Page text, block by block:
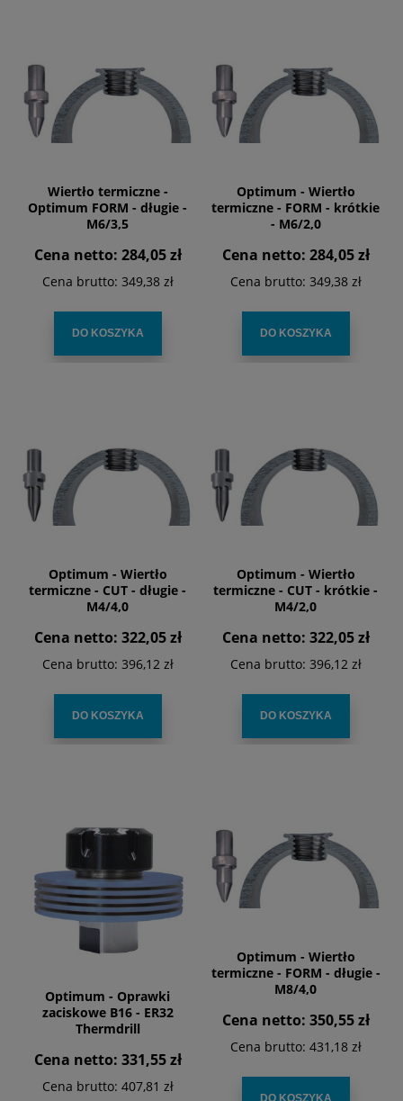
Wiertło termiczne -
Optimum FORM - długie -
M6/3,5
Cena netto: 284,05 zł
Cena brutto: 349,38 zł
DO KOSZYKA
Optimum - Wiertło
termiczne - FORM - krótkie
- M6/2,0
Cena netto: 284,05 zł
Cena brutto: 349,38 zł
DO KOSZYKA
Optimum - Wiertło
termiczne - CUT - długie -
M4/4,0
Cena netto: 322,05 zł
Cena brutto: 396,12 zł
DO KOSZYKA
Optimum - Wiertło
termiczne - CUT - krótkie -
M4/2,0
Cena netto: 322,05 zł
Cena brutto: 396,12 zł
DO KOSZYKA
Optimum - Oprawki
zaciskowe B16 - ER32
Thermdrill
Cena netto: 331,55 zł
Cena brutto: 407,81 zł
Optimum - Wiertło
termiczne - FORM - długie -
M8/4,0
Cena netto: 350,55 zł
Cena brutto: 431,18 zł
DO KOSZYKA